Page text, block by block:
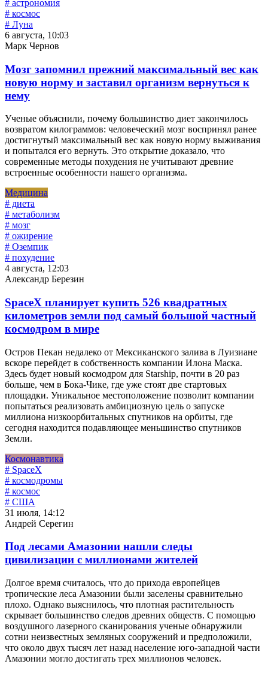
# астрономия
# космос
# Луна
6 августа, 10:03
Марк Чернов
Мозг запомнил прежний максимальный вес как
новую норму и заставил организм вернуться к
нему
Ученые объяснили, почему большинство диет закончилось
возвратом килограммов: человеческий мозг воспринял ранее
достигнутый максимальный вес как новую норму выживания
и попытался его вернуть. Это открытие доказало, что
современные методы похудения не учитывают древние
встроенные особенности нашего организма.
Медицина
# диета
# метаболизм
# мозг
# ожирение
# Оземпик
# похудение
4 августа, 12:03
Александр Березин
SpaceX планирует купить 526 квадратных
километров земли под самый большой частный
космодром в мире
Остров Пекан недалеко от Мексиканского залива в Луизиане
вскоре перейдет в собственность компании Илона Маска.
Здесь будет новый космодром для Starship, почти в 20 раз
больше, чем в Бока-Чике, где уже стоят две стартовых
площадки. Уникальное местоположение позволит компании
попытаться реализовать амбициозную цель о запуске
миллиона низкоорбитальных спутников на орбиты, где
сегодня находится подавляющее меньшинство спутников
Земли.
Космонавтика
# SpaceX
# космодромы
# космос
# США
31 июля, 14:12
Андрей Серегин
Под лесами Амазонии нашли следы
цивилизации с миллионами жителей
Долгое время считалось, что до прихода европейцев
тропические леса Амазонии были заселены сравнительно
плохо. Однако выяснилось, что плотная растительность
скрывает большинство следов древних обществ. С помощью
воздушного лазерного сканирования ученые обнаружили
сотни неизвестных земляных сооружений и предположили,
что около двух тысяч лет назад население юго-западной части
Амазонии могло достигать трех миллионов человек.